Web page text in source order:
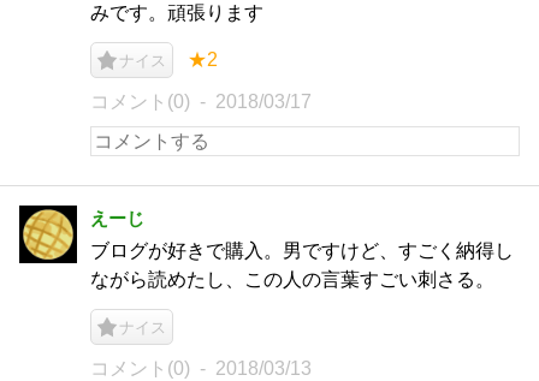
みです。頑張ります
ナイス ★2
コメント(0) 2018/03/17
えーじ
ブログが好きで購入。男ですけど、すごく納得し
ながら読めたし、この人の言葉すごい刺さる。
ナイス
コメント(0) 2018/03/13